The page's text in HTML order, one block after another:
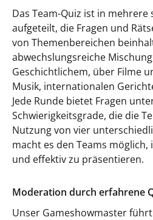
Das Team-Quiz ist in mehrere
aufgeteilt, die Fragen und
von Themenbereichen
abwechslungsreiche
Geschichtlichem, über Filme
Musik, internationalen
Jede Runde bietet Fragen
Schwierigkeitsgrade, die die
Nutzung von vier
macht es den Teams
und effektiv zu präsentieren.
Moderation durch erfahrene
Unser Gameshowmaster